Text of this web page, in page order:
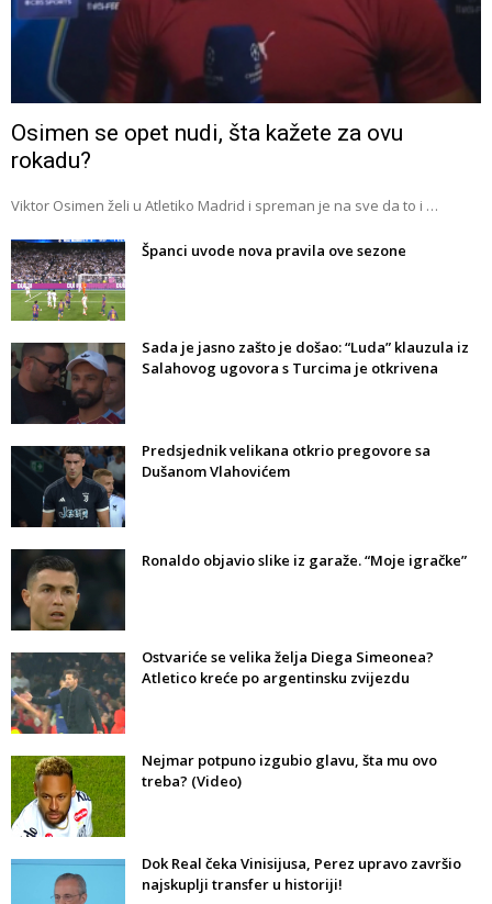
Osimen se opet nudi, šta kažete za ovu
rokadu?
Viktor Osimen želi u Atletiko Madrid i spreman je na sve da to i …
Španci uvode nova pravila ove sezone
Sada je jasno zašto je došao: “Luda” klauzula iz
Salahovog ugovora s Turcima je otkrivena
Predsjednik velikana otkrio pregovore sa
Dušanom Vlahovićem
Ronaldo objavio slike iz garaže. “Moje igračke”
Ostvariće se velika želja Diega Simeonea?
Atletico kreće po argentinsku zvijezdu
Nejmar potpuno izgubio glavu, šta mu ovo
treba? (Video)
Dok Real čeka Vinisijusa, Perez upravo završio
najskuplji transfer u historiji!